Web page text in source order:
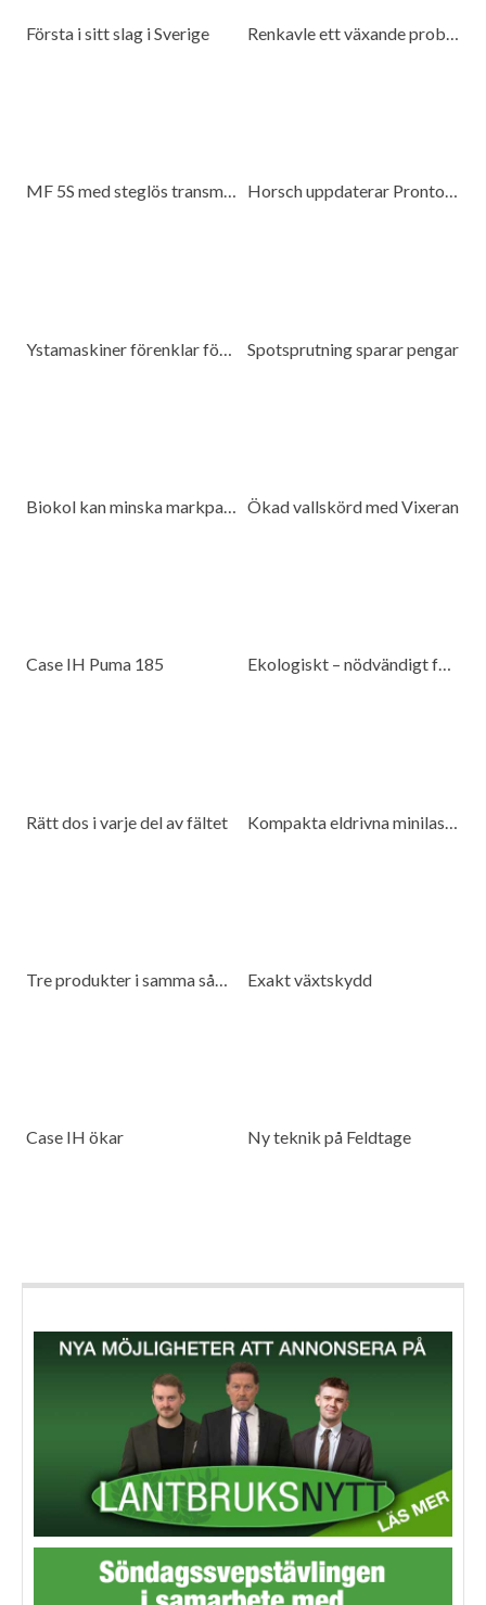
Första i sitt slag i Sverige Renkavle ett växande problem
MF 5S med steglös transmission Horsch uppdaterar Pronto 6 DC
Spotsprutning sparar pengar
Biokol kan minska markpackning Ökad vallskörd med Vixeran
Case IH Puma 185 Ekologiskt – nödvändigt för beredskap
Rätt dos i varje del av fältet
Tre produkter i samma såmaskin Exakt växtskydd
Case IH ökar Ny teknik på Feldtage